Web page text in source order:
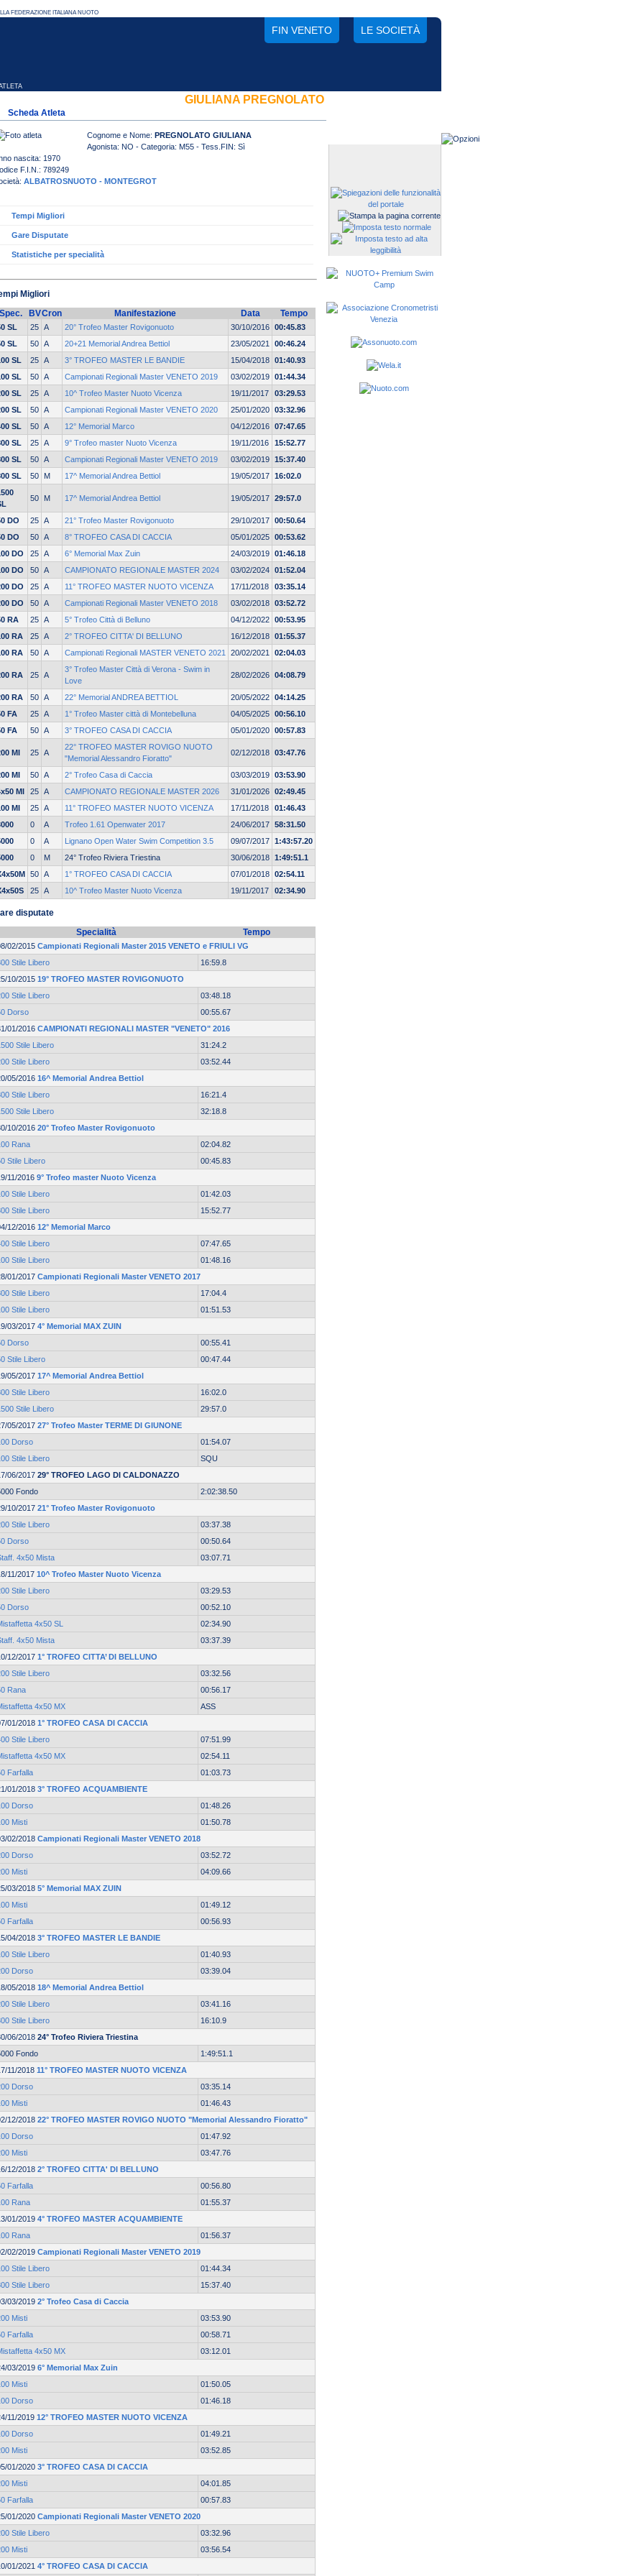
FIN VENETO LE SOCIETÀ
GIULIANA PREGNOLATO
Scheda Atleta
Cognome e Nome: PREGNOLATO GIULIANA
Agonista: NO - Categoria: M55 - Tess.FIN: Sì
nascita: 1970
F.I.N.: 789249
ALBATROSNUOTO - MONTEGROT
Tempi Migliori
Gare Disputate
Statistiche per specialità
Migliori
Spec.
BVCron Manifestazione Data Tempo
SL 25 A 20° Trofeo Master Rovigonuoto 30/10/2016 00:45.83
SL
50 A 20+21 Memorial Andrea Bettiol 23/05/2021
00:46.24
SL
25 A 3° TROFEO MASTER LE BANDIE 15/04/2018 01:40.93
SL
50 A Campionati Regionali Master VENETO 2019 03/02/2019 01:44.34
SL
25 A 10^ Trofeo Master Nuoto Vicenza 19/11/2017
03:29.53
SL
50 A Campionati Regionali Master VENETO 2020 25/01/2020 03:32.96
SL
50 A 12° Memorial Marco 04/12/2016 07:47.65
SL
25 A 9° Trofeo master Nuoto Vicenza 19/11/2016
15:52.77
SL
50 A Campionati Regionali Master VENETO 2019 03/02/2019 15:37.40
SL
50 M 17^ Memorial Andrea Bettiol 19/05/2017 16:02.0
50 M 17^ Memorial Andrea Bettiol 19/05/2017 29:57.0
DO 25 A 21° Trofeo Master Rovigonuoto 29/10/2017 00:50.64
DO
50 A 8° TROFEO CASA DI CACCIA 05/01/2025 00:53.62
DO
25 A 6° Memorial Max Zuin 24/03/2019 01:46.18
DO
50 A CAMPIONATO REGIONALE MASTER 2024 03/02/2024 01:52.04
DO
25 A 11° TROFEO MASTER NUOTO VICENZA 17/11/2018
03:35.14
DO
50 A Campionati Regionali Master VENETO 2018 03/02/2018 03:52.72
RA
25 A 5° Trofeo Città di Belluno 04/12/2022 00:53.95
RA
25 A 2° TROFEO CITTA' DI BELLUNO 16/12/2018 01:55.37
RA
50 A Campionati Regionali MASTER VENETO 2021 20/02/2021 02:04.03
RA 25 A
3° Trofeo Master Città di Verona - Swim in
Love
28/02/2026 04:08.79
RA 50 A 22° Memorial ANDREA BETTIOL 20/05/2022 04:14.25
FA
25 A 1° Trofeo Master città di Montebelluna 04/05/2025 00:56.10
FA
50 A 3° TROFEO CASA DI CACCIA 05/01/2020 00:57.83
MI 25 A
22° TROFEO MASTER ROVIGO NUOTO
"Memorial Alessandro Fioratto"
02/12/2018 03:47.76
MI 50 A 2° Trofeo Casa di Caccia 03/03/2019 03:53.90
MI
25 A CAMPIONATO REGIONALE MASTER 2026 31/01/2026 02:49.45
MI
25 A 11° TROFEO MASTER NUOTO VICENZA 17/11/2018
01:46.43
0 A Trofeo 1.61 Openwater 2017 24/06/2017 58:31.50
0 A Lignano Open Water Swim Competition 3.5 09/07/2017 1:43:57.20
0 M 24° Trofeo Riviera Triestina 30/06/2018 1:49:51.1
50 A 1° TROFEO CASA DI CACCIA 07/01/2018 02:54.11
25 A 10^ Trofeo Master Nuoto Vicenza 19/11/2017 02:34.90
disputate
Specialità
Tempo
02/2015 Campionati Regionali Master 2015 VENETO e FRIULI VG
Stile Libero
16:59.8
10/2015 19° TROFEO MASTER ROVIGONUOTO
Stile Libero
03:48.18
Dorso
00:55.67
01/2016 CAMPIONATI REGIONALI MASTER "VENETO" 2016
Stile Libero
31:24.2
Stile Libero
03:52.44
05/2016 16^ Memorial Andrea Bettiol
Stile Libero
16:21.4
Stile Libero
32:18.8
10/2016 20° Trofeo Master Rovigonuoto
Rana
02:04.82
Stile Libero
00:45.83
11/2016 9° Trofeo master Nuoto Vicenza
Stile Libero
01:42.03
Stile Libero
15:52.77
12/2016 12° Memorial Marco
Stile Libero
07:47.65
Stile Libero
01:48.16
01/2017 Campionati Regionali Master VENETO 2017
Stile Libero
17:04.4
Stile Libero
01:51.53
03/2017 4° Memorial MAX ZUIN
Dorso
00:55.41
Stile Libero
00:47.44
05/2017 17^ Memorial Andrea Bettiol
Stile Libero
16:02.0
Stile Libero
29:57.0
05/2017 27° Trofeo Master TERME DI GIUNONE
Dorso
01:54.07
Stile Libero
SQU
06/2017 29° TROFEO LAGO DI CALDONAZZO
Fondo
2:02:38.50
10/2017 21° Trofeo Master Rovigonuoto
Stile Libero
03:37.38
Dorso
00:50.64
4x50 Mista
03:07.71
11/2017 10^ Trofeo Master Nuoto Vicenza
Stile Libero
03:29.53
Dorso
00:52.10
4x50 SL
02:34.90
4x50 Mista
03:37.39
12/2017 1° TROFEO CITTA’ DI BELLUNO
Stile Libero
03:32.56
Rana
00:56.17
4x50 MX
ASS
01/2018 1° TROFEO CASA DI CACCIA
Stile Libero
07:51.99
4x50 MX
02:54.11
Farfalla
01:03.73
01/2018 3° TROFEO ACQUAMBIENTE
Dorso
01:48.26
Misti
01:50.78
02/2018 Campionati Regionali Master VENETO 2018
Dorso
03:52.72
Misti
04:09.66
03/2018 5° Memorial MAX ZUIN
Misti
01:49.12
Farfalla
00:56.93
04/2018 3° TROFEO MASTER LE BANDIE
Stile Libero
01:40.93
Dorso
03:39.04
05/2018 18^ Memorial Andrea Bettiol
Stile Libero
03:41.16
Stile Libero
16:10.9
06/2018 24° Trofeo Riviera Triestina
Fondo
1:49:51.1
11/2018 11° TROFEO MASTER NUOTO VICENZA
Dorso
03:35.14
Misti
01:46.43
12/2018 22° TROFEO MASTER ROVIGO NUOTO "Memorial Alessandro Fioratto"
Dorso
01:47.92
Misti
03:47.76
12/2018 2° TROFEO CITTA' DI BELLUNO
Farfalla
00:56.80
Rana
01:55.37
01/2019 4° TROFEO MASTER ACQUAMBIENTE
Rana
01:56.37
02/2019 Campionati Regionali Master VENETO 2019
Stile Libero
01:44.34
Stile Libero
15:37.40
03/2019 2° Trofeo Casa di Caccia
Misti
03:53.90
Farfalla
00:58.71
4x50 MX
03:12.01
03/2019 6° Memorial Max Zuin
Misti
01:50.05
Dorso
01:46.18
11/2019 12° TROFEO MASTER NUOTO VICENZA
Dorso
01:49.21
Misti
03:52.85
01/2020 3° TROFEO CASA DI CACCIA
Misti
04:01.85
Farfalla
00:57.83
01/2020 Campionati Regionali Master VENETO 2020
Stile Libero
03:32.96
Misti
03:56.54
01/2021 4° TROFEO CASA DI CACCIA